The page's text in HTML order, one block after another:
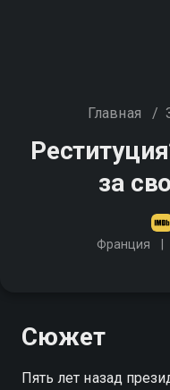
Главная /
за
Франция
Сюжет
Пять лет назад